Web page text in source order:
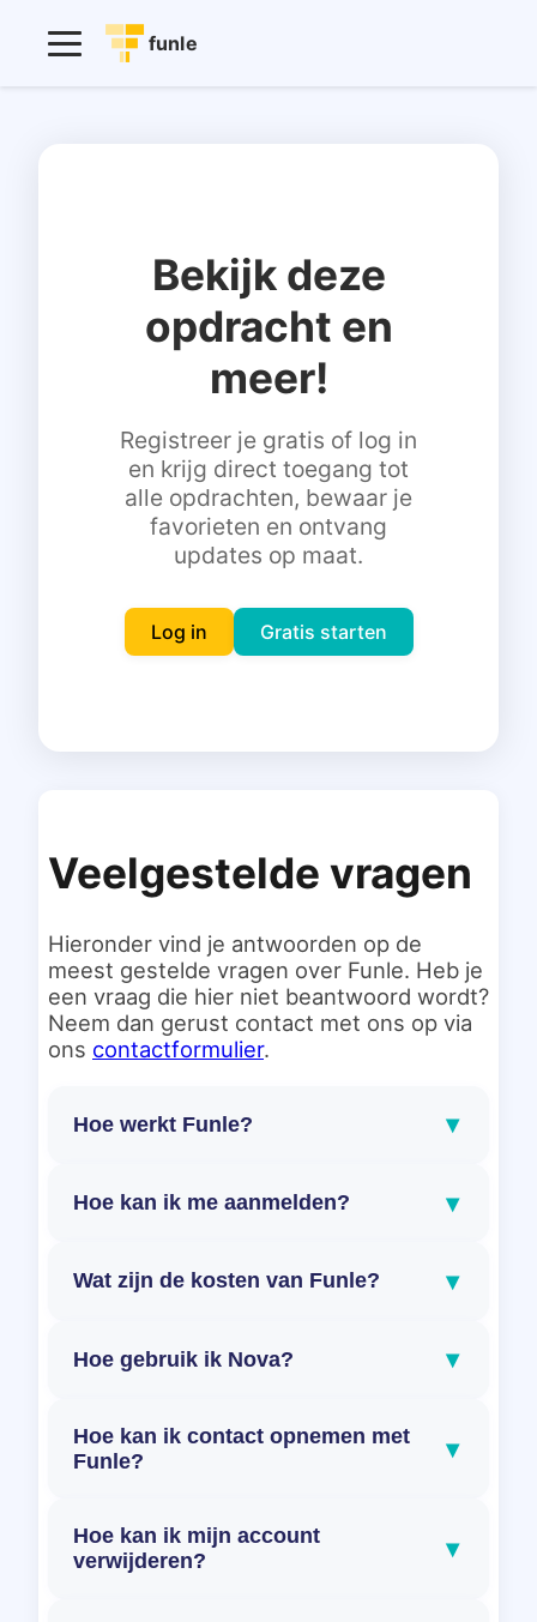
funle
Inloggen
Gratis starten
Bekijk deze
opdracht en
meer!
Registreer je gratis of log in
en krijg direct toegang tot
alle opdrachten, bewaar je
favorieten en ontvang
updates op maat.
Log in Gratis starten
Veelgestelde vragen
Hieronder vind je antwoorden op de
meest gestelde vragen over Funle. Heb je
een vraag die hier niet beantwoord wordt?
Neem dan gerust contact met ons op via
ons contactformulier.
Hoe werkt Funle? ▾
Hoe kan ik me aanmelden? ▾
Wat zijn de kosten van Funle? ▾
Hoe gebruik ik Nova? ▾
Hoe kan ik contact opnemen met
Funle?
▾
Hoe kan ik mijn account
verwijderen?
▾